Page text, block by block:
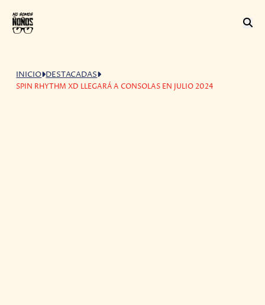
INICIO DESTACADAS
SPIN RHYTHM XD LLEGARÁ A CONSOLAS EN JULIO 2024